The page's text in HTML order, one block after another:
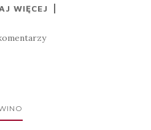
WIĘCEJ